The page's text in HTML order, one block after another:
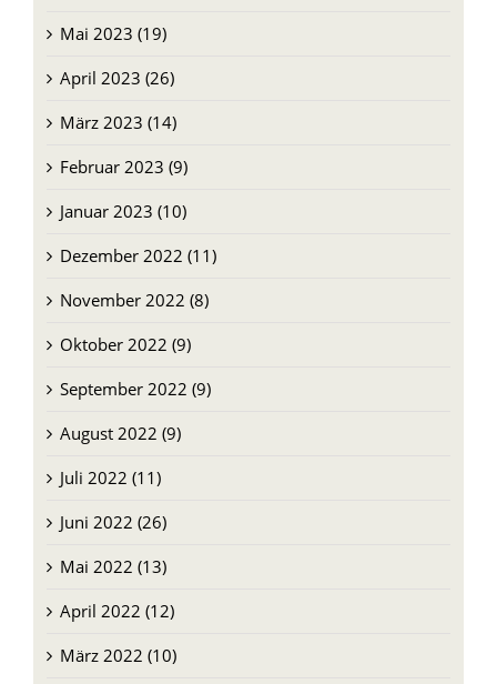
April 2023 (26)
März 2023 (14)
Februar 2023 (9)
Januar 2023 (10)
Dezember 2022 (11)
November 2022 (8)
Oktober 2022 (9)
September 2022 (9)
August 2022 (9)
Juli 2022 (11)
Juni 2022 (26)
Mai 2022 (13)
April 2022 (12)
März 2022 (10)
Februar 2022 (8)